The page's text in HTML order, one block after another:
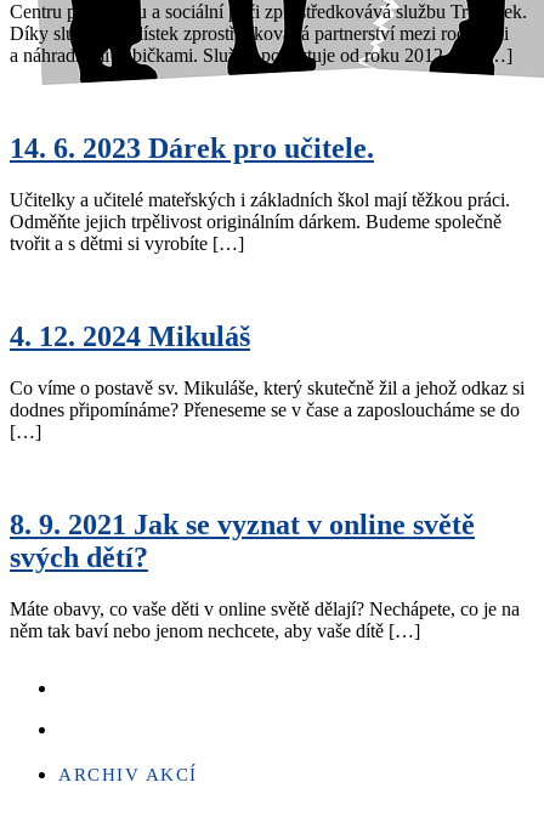
Centru pro rodinu a sociální péči zprostředkovává službu Trojlístek.
Díky službě Trojlístek zprostředkovává partnerství mezi rodinami
a náhradními babičkami. Službu poskytuje od roku 2012. Co […]
14. 6. 2023 Dárek pro učitele.
Učitelky a učitelé mateřských i základních škol mají těžkou práci.
Odměňte jejich trpělivost originálním dárkem. Budeme společně
tvořit a s dětmi si vyrobíte […]
4. 12. 2024 Mikuláš
Co víme o postavě sv. Mikuláše, který skutečně žil a jehož odkaz si
dodnes připomínáme? Přeneseme se v čase a zaposloucháme se do
[…]
8. 9. 2021 Jak se vyznat v online světě
svých dětí?
Máte obavy, co vaše děti v online světě dělají? Nechápete, co je na
něm tak baví nebo jenom nechcete, aby vaše dítě […]
ARCHIV AKCÍ